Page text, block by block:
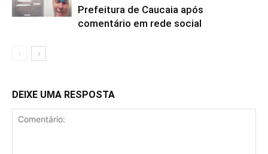
Prefeitura de Caucaia após
comentário em rede social
DEIXE UMA RESPOSTA